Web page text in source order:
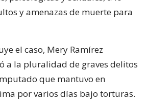
y amenazas de muerte para
el caso, Mery Ramírez
a la pluralidad de graves delitos
que mantuvo en
por varios días bajo torturas.